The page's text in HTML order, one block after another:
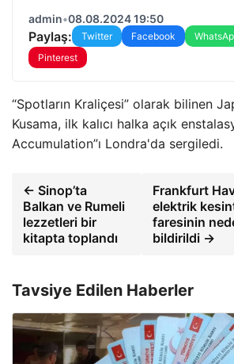
admin•08.08.2024 19:50
Paylaş: Twitter Facebook
Pinterest
“Spotların Kraliçesi” olarak bilinen
Kusama, ilk kalıcı halka açık
Accumulation”ı Londra'da sergiledi.
← Sinop’ta
Balkan ve Rumeli
lezzetleri bir
kitapta toplandı
Frankfurt
elektrik
faresinin
bildirildi →
Tavsiye Edilen Haberler